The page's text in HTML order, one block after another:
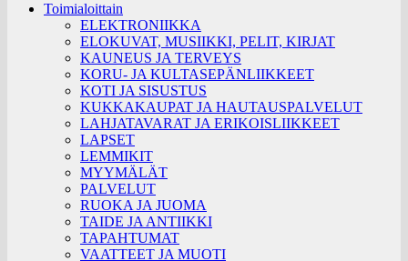
Toimialoittain
ELEKTRONIIKKA
ELOKUVAT, MUSIIKKI, PELIT, KIRJAT
KAUNEUS JA TERVEYS
KORU- JA KULTASEPÄNLIIKKEET
KOTI JA SISUSTUS
KUKKAKAUPAT JA HAUTAUSPALVELUT
LAHJATAVARAT JA ERIKOISLIIKKEET
LAPSET
LEMMIKIT
MYYMÄLÄT
PALVELUT
RUOKA JA JUOMA
TAIDE JA ANTIIKKI
TAPAHTUMAT
VAATTEET JA MUOTI